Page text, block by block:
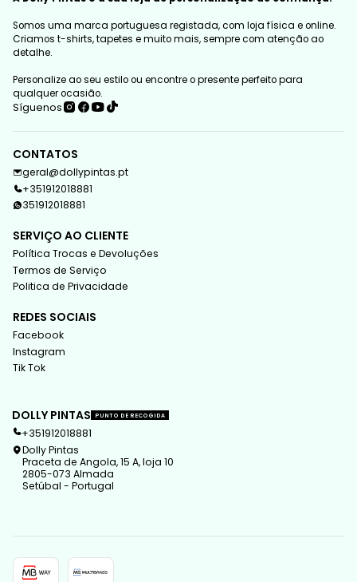
Somos uma marca portuguesa registada, com loja física e online.
Criamos t-shirts, tapetes e muito mais, sempre com atenção ao
detalhe.
Personalize ao seu estilo ou encontre o presente perfeito para
qualquer ocasião.
Síguenos
CONTATOS
geral@dollypintas.pt
+351912018881
351912018881
SERVIÇO AO CLIENTE
Política Trocas e Devoluções
Termos de Serviço
Politica de Privacidade
REDES SOCIAIS
Facebook
Instagram
Tik Tok
DOLLY PINTAS PUNTO DE RECOGIDA
+351912018881
Dolly Pintas
Praceta de Angola, 15 A, loja 10
2805-073 Almada
Setúbal - Portugal